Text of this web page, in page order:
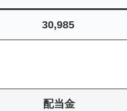
30,985
配当金